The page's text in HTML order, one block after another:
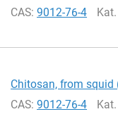
CAS:9012-76-4
Chitosan, from squid
CAS:9012-76-4